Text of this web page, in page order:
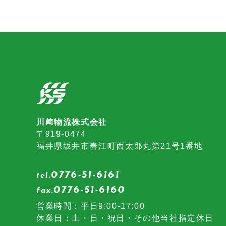
川﨑物流株式会社
〒919-0474
福井県坂井市春江町西太郎丸第21号1番地
tel.0776-51-6161
fax.0776-51-6160
営業時間：平日9:00-17:00
休業日：土・日・祝日・その他当社指定休日